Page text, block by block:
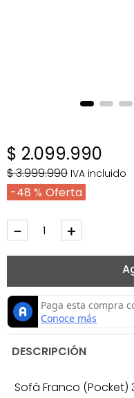
$ 2.099.990
$3.999.990 IVA incluido
48 %
＋
－
DESCRIPCIÓN
Sofá Franco (Pocket)